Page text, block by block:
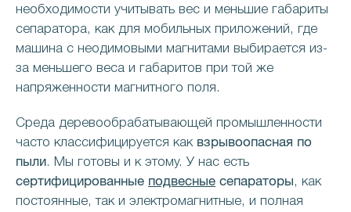
необходимости учитывать вес и меньшие габариты
сепаратора, как для мобильных приложений, где
машина с неодимовыми магнитами выбирается из-
за меньшего веса и габаритов при той же
напряженности магнитного поля.
Среда деревообрабатывающей промышленности
часто классифицируется как взрывоопасная по
пыли. Мы готовы и к этому. У нас есть
сертифицированные подвесные сепараторы, как
постоянные, так и электромагнитные, и полная